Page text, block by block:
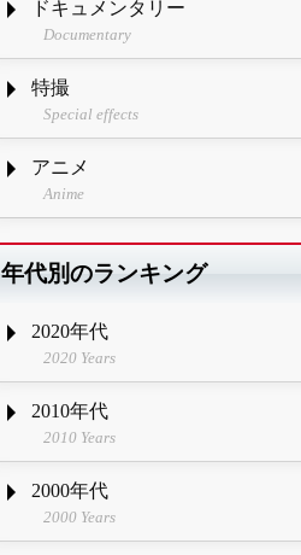
ドキュメンタリー
Documentary
特撮
Special effects
アニメ
Anime
年代別のランキング
2020年代
2020 Years
2010年代
2010 Years
2000年代
2000 Years